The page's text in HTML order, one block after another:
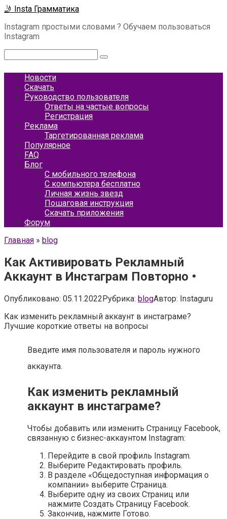
Перейти
контенту
🤳 Insta Грамматика
Instagram простыми словами ? Обучаем пользоваться
Instagram
Новости
Скачать
Руководство пользователя
Ответы на частые вопросы
Регистрация
Реклама
Таргетированная реклама
Популярное
FAQ
Блог
С мобильного телефона
С компьютера бесплатно
Личная жизнь звезд
Пошаговая инструкция
Скачать приложения
Форум
Главная » blog
Как Активировать Рекламный
Аккаунт в Инстаграм Повторно •
Опубликовано: 05.11.2022Рубрика: blogАвтор: Instaguru
Как изменить рекламный аккаунт в инстаграме?
Лучшие короткие ответы на вопросы
Введите имя пользователя и пароль нужного
аккаунта.
Как изменить рекламный
аккаунт в инстаграме?
Чтобы добавить или изменить Страницу Facebook,
связанную с бизнес-аккаунтом Instagram:
Перейдите в свой профиль Instagram.
Выберите Редактировать профиль.
В разделе «Общедоступная информация о
компании» выберите Страница.
Выберите одну из своих Страниц или
нажмите Создать Страницу Facebook.
Закончив, нажмите Готово.